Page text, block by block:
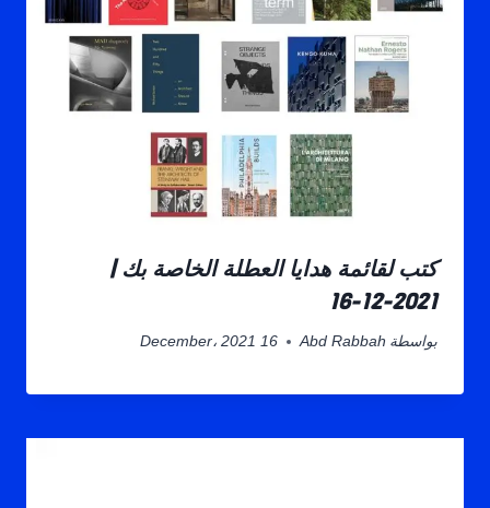
كتب لقائمة هدايا العطلة الخاصة بك |
2021-12-16
بواسطة Abd Rabbah 16 December، 2021